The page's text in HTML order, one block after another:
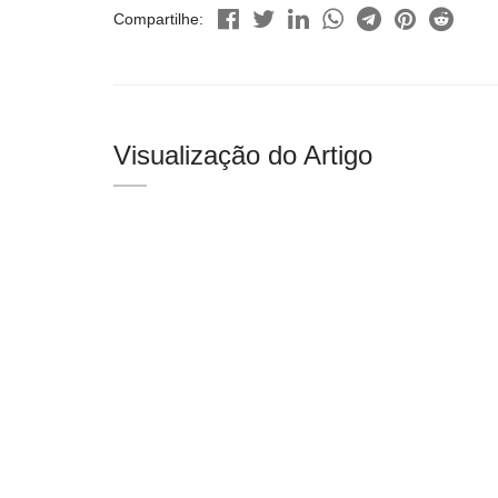
Compartilhe:
Visualização do Artigo